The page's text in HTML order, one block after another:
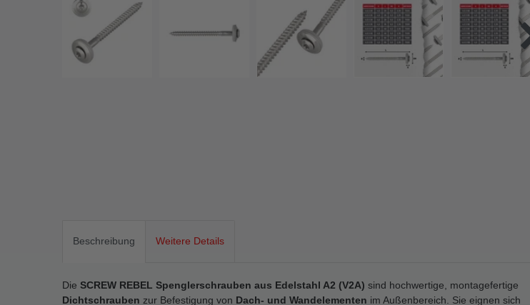
Beschreibung Weitere Details
Die SCREW REBEL Spenglerschrauben aus Edelstahl A2 (V2A) sind hochwertige, montagefertige
Dichtschrauben zur Befestigung von Dach- und Wandelementen im Außenbereich. Sie eignen sich